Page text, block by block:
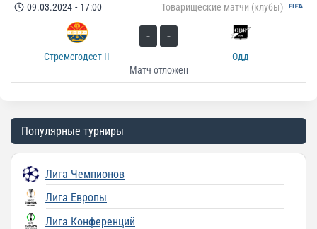
Товарищеские матчи (клубы)
09.03.2024 - 17:00
Стремсгодсет II
- -
Одд
Матч отложен
Популярные турниры
Лига Чемпионов
Лига Европы
Лига Конференций